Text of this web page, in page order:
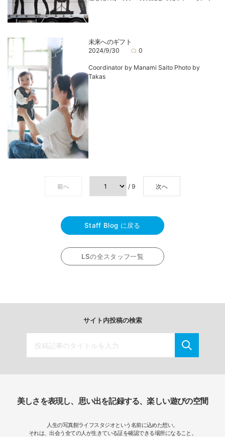
未来へのギフト
2024/9/30 0
Coordinator by Manami Saito Photo by
Takas
前へ / 9 次へ
Staff Blog に戻る
LSの全スタッフ一覧
サイト内投稿の検索
美しさを表現し、思い出を記録する、楽しい遊びの空間
人生の写真館ライフスタジオという名前に込めた想い。
それは、出会う全ての人が生きている証を確認できる場所になること。